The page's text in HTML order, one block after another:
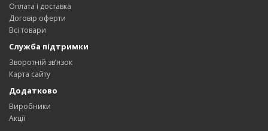
Оплата і доставка
Договір оферти
Всі товари
Служба підтримки
Зворотній зв’язок
Карта сайту
Додатково
Виробники
Акції